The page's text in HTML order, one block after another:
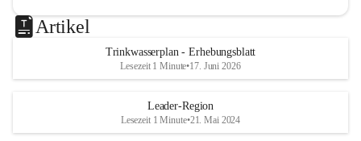
Artikel
Trinkwasserplan - Erhebungsblatt
Lesezeit 1 Minute•17. Juni 2026
Leader-Region
Lesezeit 1 Minute•21. Mai 2024